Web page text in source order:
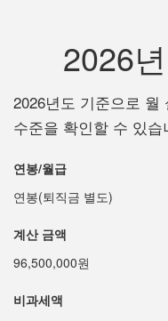
2026
2026년도 기준으로 월
수준을 확인할 수 있습
연봉/월급
연봉(퇴직금 별도)
계산 금액
96,500,000원
비과세액